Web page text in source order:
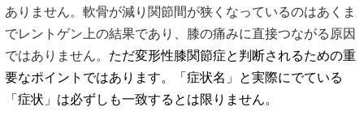
ありません。軟骨が減り関節間が狭くなっているのはあくま
でレントゲン上の結果であり、膝の痛みに直接つながる原因
ではありません。 ただ変形性膝関節症と判断されるための重
要なポイントではあります。「症状名」と実際にでている
「症状」は必ずしも一致するとは限りません。